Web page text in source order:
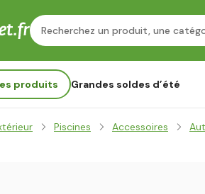
produits Grandes soldes d’été
Piscines Accessoires